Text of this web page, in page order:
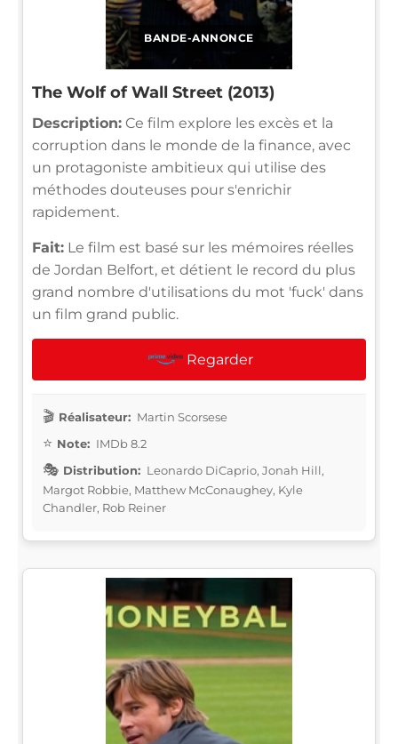
BANDE-ANNONCE
The Wolf of Wall Street (2013)
Description: Ce film explore les excès et la
corruption dans le monde de la finance, avec
un protagoniste ambitieux qui utilise des
méthodes douteuses pour s'enrichir
rapidement.
Fait: Le film est basé sur les mémoires réelles
de Jordan Belfort, et détient le record du plus
grand nombre d'utilisations du mot 'fuck' dans
un film grand public.
Regarder
Réalisateur: Martin Scorsese
Note: IMDb 8.2
Distribution: Leonardo DiCaprio, Jonah Hill,
Margot Robbie, Matthew McConaughey, Kyle
Chandler, Rob Reiner